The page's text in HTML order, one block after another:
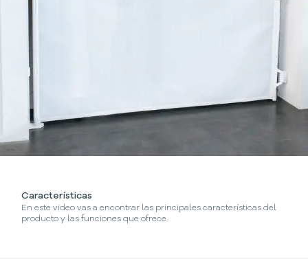
Características
En este video vas a encontrar las principales características del
producto y las funciones que ofrece.